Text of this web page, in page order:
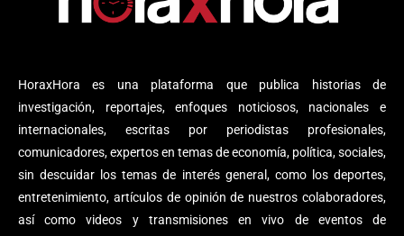
HoraxHora es una plataforma que publica historias de
investigación, reportajes, enfoques noticiosos, nacionales e
internacionales, escritas por periodistas profesionales,
comunicadores, expertos en temas de economía, política, sociales,
sin descuidar los temas de interés general, como los deportes,
entretenimiento, artículos de opinión de nuestros colaboradores,
así como videos y transmisiones en vivo de eventos de